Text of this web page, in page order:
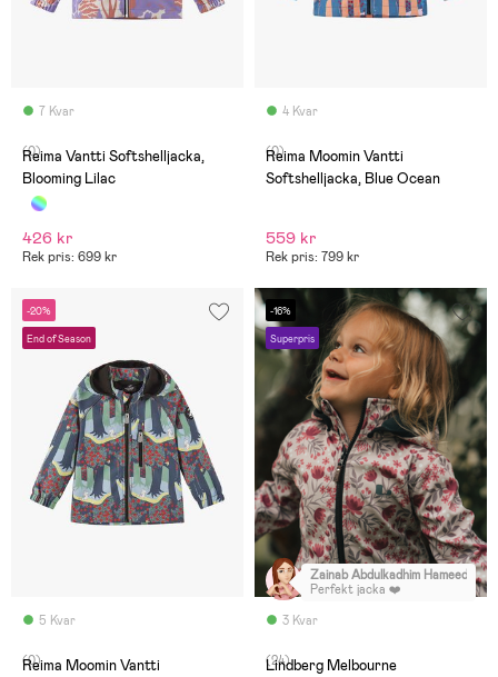
7 Kvar
(0)
Reima Vantti Softshelljacka,
Blooming Lilac
426 kr
Rek pris: 699 kr
4 Kvar
(0)
Reima Moomin Vantti
Softshelljacka, Blue Ocean
559 kr
Rek pris: 799 kr
-20%
End of Season
5 Kvar
(0)
Reima Moomin Vantti
-16%
Superpris
3 Kvar
Zainab Abdulkadhim Hameed
Perfekt jacka ❤️
(24)
Lindberg Melbourne